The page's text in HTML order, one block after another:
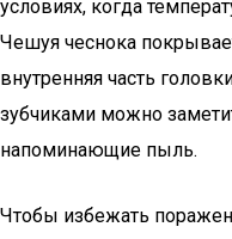
условиях, когда
Чешуя чеснока
внутренняя часть
зубчиками можно
напоминающие пыль.
Чтобы избежать